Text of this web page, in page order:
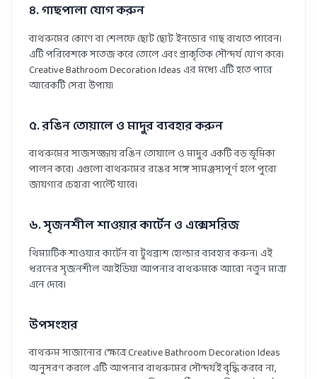
৪. গাছপালা যোগ করুন
বাথরুমের কোণে বা শেলফে ছোট ছোট ইনডোর গাছ রাখতে পারেন।
এটি পরিবেশকে সতেজ করে তোলে এবং প্রাকৃতিক সৌন্দর্য যোগ করে।
Creative Bathroom Decoration Ideas এর মধ্যে এটি হতে পারে
আরেকটি সেরা উপায়।
৫. রঙিন তোয়ালে ও মাদুর ব্যবহার করুন
বাথরুমের সাজসজ্জায় রঙিন তোয়ালে ও মাদুর একটি বড় ভূমিকা
পালন করে। এগুলো বাথরুমের রঙের সঙ্গে সামঞ্জস্যপূর্ণ হলে পুরো
জায়গার চেহারা পাল্টে যাবে।
৬. সৃজনশীল শাওয়ার কার্টেন ও এক্সেসরিজ
থিম্যাটিক শাওয়ার কার্টেন বা টুথব্রাশ হোল্ডার ব্যবহার করুন। এই
ধরনের সৃজনশীল আইডিয়া আপনার বাথরুমকে আরো নতুন মাত্রা
এনে দেবে।
উপসংহার
বাথরুম সাজানোর ক্ষেত্রে Creative Bathroom Decoration Ideas
অনুসরণ করলে এটি আপনার বাথরুমের সৌন্দর্যই বৃদ্ধি করবে না,